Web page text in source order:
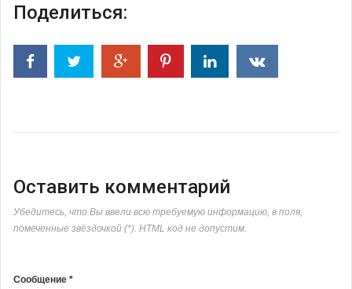
Поделиться:
Оставить комментарий
Убедитесь, что Вы ввели всю требуемую информацию, в поля,
помеченные звёздочкой (*). HTML код не допустим.
Сообщение *